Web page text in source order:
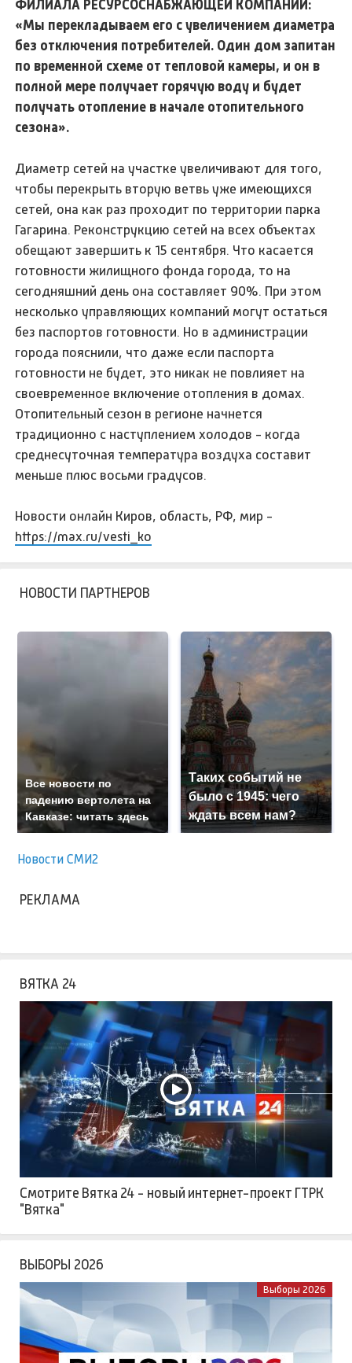
ФИЛИАЛА РЕСУРСОСНАБЖАЮЩЕЙ КОМПАНИИ:
«Мы перекладываем его с увеличением диаметра
без отключения потребителей. Один дом запитан
по временной схеме от тепловой камеры, и он в
полной мере получает горячую воду и будет
получать отопление в начале отопительного
сезона».
Диаметр сетей на участке увеличивают для того,
чтобы перекрыть вторую ветвь уже имеющихся
сетей, она как раз проходит по территории парка
Гагарина. Реконструкцию сетей на всех объектах
обещают завершить к 15 сентября. Что касается
готовности жилищного фонда города, то на
сегодняшний день она составляет 90%. При этом
несколько управляющих компаний могут остаться
без паспортов готовности. Но в администрации
города пояснили, что даже если паспорта
готовности не будет, это никак не повлияет на
своевременное включение отопления в домах.
Отопительный сезон в регионе начнется
традиционно с наступлением холодов - когда
среднесуточная температура воздуха составит
меньше плюс восьми градусов.
Новости онлайн Киров, область, РФ, мир -
https://max.ru/vesti_ko
НОВОСТИ ПАРТНЕРОВ
Все новости по
падению вертолета на
Кавказе: читать здесь
Таких событий не
было с 1945: чего
ждать всем нам?
Новости СМИ2
РЕКЛАМА
ВЯТКА 24
Смотрите Вятка 24 - новый интернет-проект ГТРК
"Вятка"
ВЫБОРЫ 2026
Выборы 2026